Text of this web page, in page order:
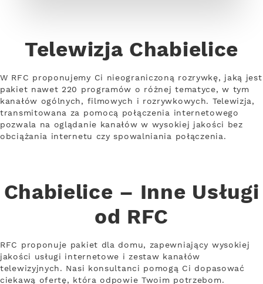
Telewizja Chabielice
W RFC proponujemy Ci nieograniczoną rozrywkę, jaką jest
pakiet nawet 220 programów o różnej tematyce, w tym
kanałów ogólnych, filmowych i rozrywkowych. Telewizja,
transmitowana za pomocą połączenia internetowego
pozwala na oglądanie kanałów w wysokiej jakości bez
obciążania internetu czy spowalniania połączenia.
Chabielice – Inne Usługi
od RFC
RFC proponuje pakiet dla domu, zapewniający wysokiej
jakości usługi internetowe i zestaw kanałów
telewizyjnych. Nasi konsultanci pomogą Ci dopasować
ciekawą ofertę, która odpowie Twoim potrzebom.